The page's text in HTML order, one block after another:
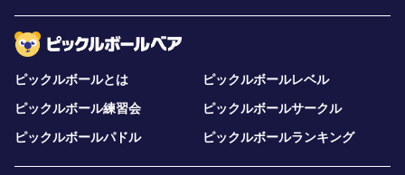
ピックルボールとは
ピックルボールレベル
ピックルボール練習会
ピックルボールサークル
ピックルボールパドル
ピックルボールランキング